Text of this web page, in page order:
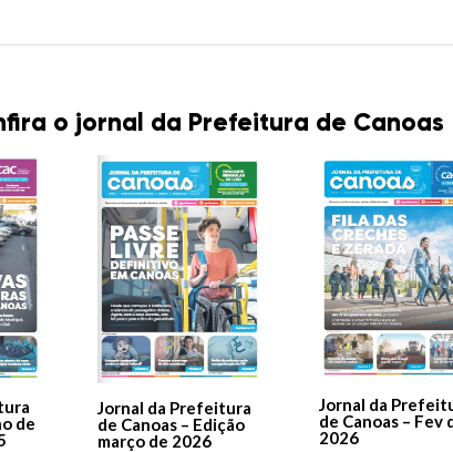
o jornal da Prefeitura de Canoas
de
Jornal da Prefeitura
de Canoas – Edição
março de 2026
Jornal da
de Canoas – Fev
2026